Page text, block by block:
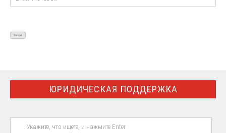
ЮРИДИЧЕСКАЯ ПОДДЕРЖКА